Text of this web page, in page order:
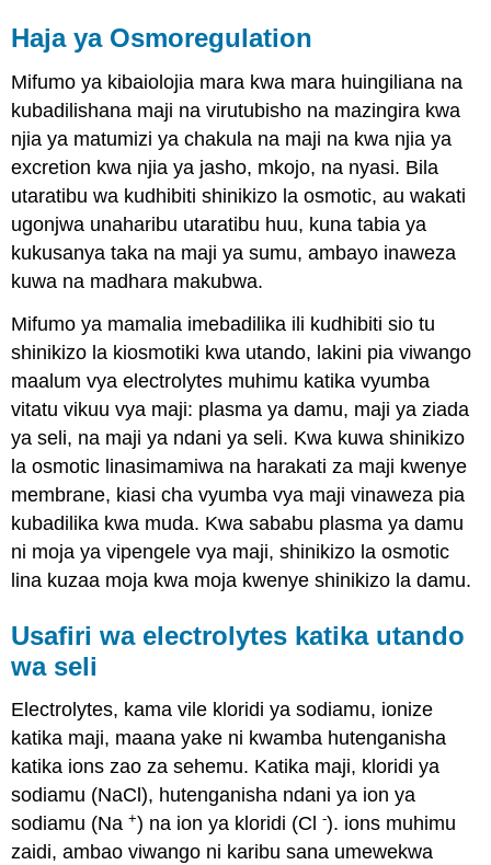
Haja ya Osmoregulation
Mifumo ya kibaiolojia mara kwa mara huingiliana na
kubadilishana maji na virutubisho na mazingira kwa
njia ya matumizi ya chakula na maji na kwa njia ya
excretion kwa njia ya jasho, mkojo, na nyasi. Bila
utaratibu wa kudhibiti shinikizo la osmotic, au wakati
ugonjwa unaharibu utaratibu huu, kuna tabia ya
kukusanya taka na maji ya sumu, ambayo inaweza
kuwa na madhara makubwa.
Mifumo ya mamalia imebadilika ili kudhibiti sio tu
shinikizo la kiosmotiki kwa utando, lakini pia viwango
maalum vya electrolytes muhimu katika vyumba
vitatu vikuu vya maji: plasma ya damu, maji ya ziada
ya seli, na maji ya ndani ya seli. Kwa kuwa shinikizo
la osmotic linasimamiwa na harakati za maji kwenye
membrane, kiasi cha vyumba vya maji vinaweza pia
kubadilika kwa muda. Kwa sababu plasma ya damu
ni moja ya vipengele vya maji, shinikizo la osmotic
lina kuzaa moja kwa moja kwenye shinikizo la damu.
Usafiri wa electrolytes katika utando
wa seli
Electrolytes, kama vile kloridi ya sodiamu, ionize
katika maji, maana yake ni kwamba hutenganisha
katika ions zao za sehemu. Katika maji, kloridi ya
sodiamu (NaCl), hutenganisha ndani ya ion ya
sodiamu (Na+) na ion ya kloridi (Cl-). ions muhimu
zaidi, ambao viwango ni karibu sana umewekwa